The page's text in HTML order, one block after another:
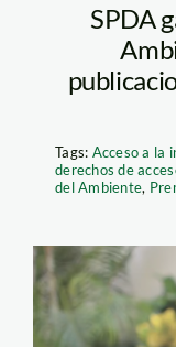
SPDA
Tags: Acceso a la
derechos de
del Ambiente,